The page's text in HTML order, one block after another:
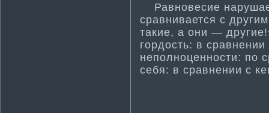
Равновесие
сравнивается с
такие, а они —
гордость: в
неполноценности­: по
себя: в сравнении с